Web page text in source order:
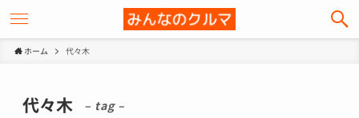
ホーム 代々木
代々木 – tag –